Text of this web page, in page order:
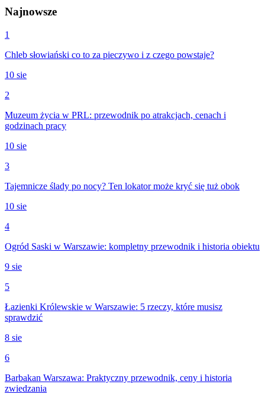
Najnowsze
1
Chleb słowiański co to za pieczywo i z czego powstaje?
10 sie
2
Muzeum życia w PRL: przewodnik po atrakcjach, cenach i
godzinach pracy
10 sie
3
Tajemnicze ślady po nocy? Ten lokator może kryć się tuż obok
10 sie
4
Ogród Saski w Warszawie: kompletny przewodnik i historia obiektu
9 sie
5
Łazienki Królewskie w Warszawie: 5 rzeczy, które musisz
sprawdzić
8 sie
6
Barbakan Warszawa: Praktyczny przewodnik, ceny i historia
zwiedzania